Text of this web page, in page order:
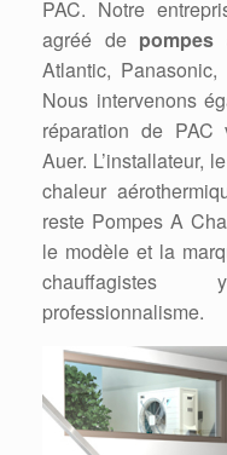
PAC. Notre
agréé de pompes
Atlantic, Panasonic,
Nous intervenons
réparation de PAC
Auer. L’installateur,
chaleur
reste Pompes A
le modèle et la
professionnalisme.